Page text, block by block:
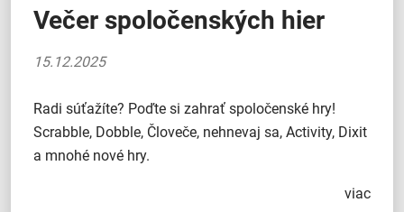
Večer spoločenských hier
15.12.2025
Radi súťažíte? Poďte si zahrať spoločenské hry!
Scrabble, Dobble, Človeče, nehnevaj sa, Activity, Dixit
a mnohé nové hry.
viac